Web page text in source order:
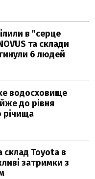
в "серце
та склади
6 людей
водосховище
до рівня
річища
Toyota в
затримки з